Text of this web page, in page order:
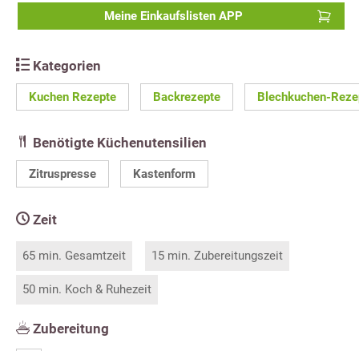
Meine Einkaufslisten APP
Kategorien
Kuchen Rezepte Backrezepte Blechkuchen-
Benötigte Küchenutensilien
Zitruspresse Kastenform
Zeit
65 min. Gesamtzeit 15 min. Zubereitungszeit
50 min. Koch & Ruhezeit
Zubereitung